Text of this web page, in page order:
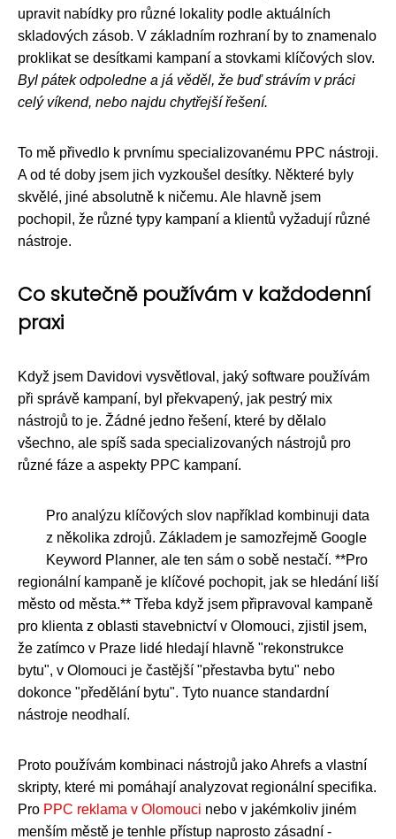
upravit nabídky pro různé lokality podle aktuálních
skladových zásob. V základním rozhraní by to znamenalo
proklikat se desítkami kampaní a stovkami klíčových slov.
Byl pátek odpoledne a já věděl, že buď strávím v práci
celý víkend, nebo najdu chytřejší řešení.
To mě přivedlo k prvnímu specializovanému PPC nástroji.
A od té doby jsem jich vyzkoušel desítky. Některé byly
skvělé, jiné absolutně k ničemu. Ale hlavně jsem
pochopil, že různé typy kampaní a klientů vyžadují různé
nástroje.
Co skutečně používám v každodenní
praxi
Když jsem Davidovi vysvětloval, jaký software používám
při správě kampaní, byl překvapený, jak pestrý mix
nástrojů to je. Žádné jedno řešení, které by dělalo
všechno, ale spíš sada specializovaných nástrojů pro
různé fáze a aspekty PPC kampaní.
Pro analýzu klíčových slov například kombinuji data
z několika zdrojů. Základem je samozřejmě Google
Keyword Planner, ale ten sám o sobě nestačí. **Pro
regionální kampaně je klíčové pochopit, jak se hledání liší
město od města.** Třeba když jsem připravoval kampaně
pro klienta z oblasti stavebnictví v Olomouci, zjistil jsem,
že zatímco v Praze lidé hledají hlavně "rekonstrukce
bytu", v Olomouci je častější "přestavba bytu" nebo
dokonce "předělání bytu". Tyto nuance standardní
nástroje neodhalí.
Proto používám kombinaci nástrojů jako Ahrefs a vlastní
skripty, které mi pomáhají analyzovat regionální specifika.
Pro PPC reklama v Olomouci nebo v jakémkoliv jiném
menším městě je tenhle přístup naprosto zásadní -